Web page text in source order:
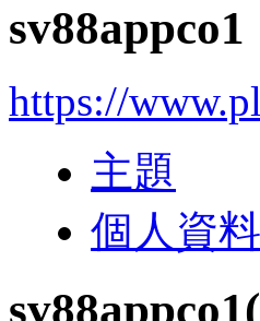
sv88appco1
https://
主題
個人資料
sv88appco1